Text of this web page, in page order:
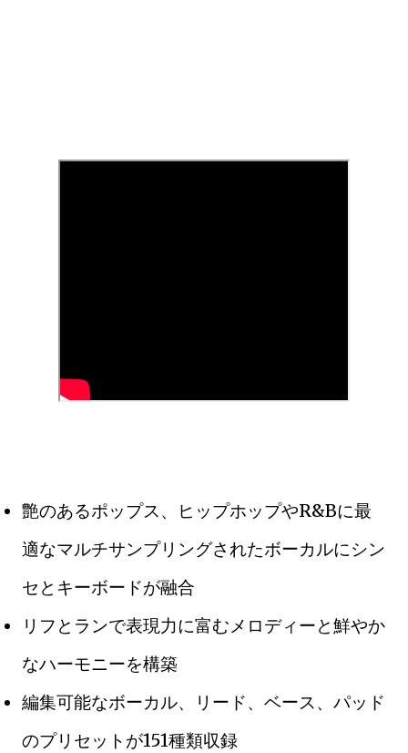
艶のあるポップス、ヒップホップやR&Bに最
適なマルチサンプリングされたボーカルにシン
セとキーボードが融合
リフとランで表現力に富むメロディーと鮮やか
なハーモニーを構築
編集可能なボーカル、リード、ベース、パッド
のプリセットが151種類収録